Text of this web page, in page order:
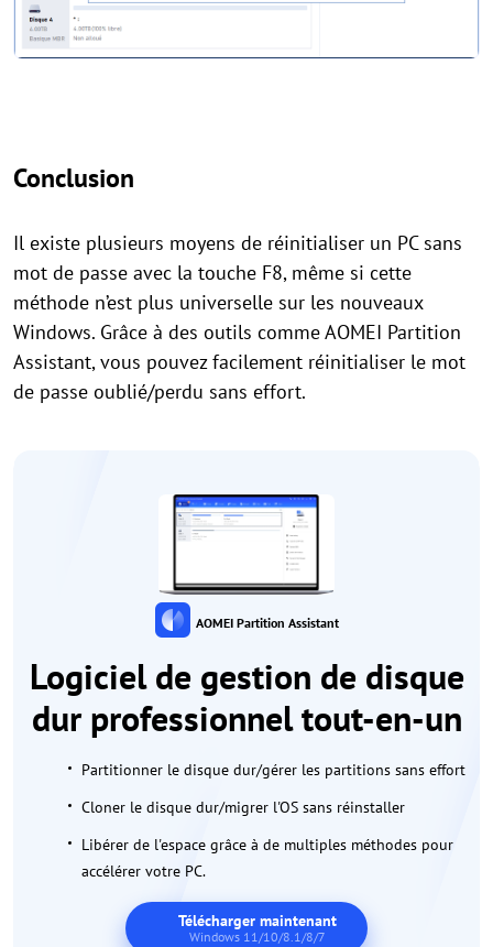
Conclusion
Il existe plusieurs moyens de réinitialiser un PC sans
mot de passe avec la touche F8, même si cette
méthode n’est plus universelle sur les nouveaux
Windows. Grâce à des outils comme AOMEI Partition
Assistant, vous pouvez facilement réinitialiser le mot
de passe oublié/perdu sans effort.
AOMEI Partition Assistant
Logiciel de gestion de disque
dur professionnel tout-en-un
Partitionner le disque dur/gérer les partitions sans effort
Cloner le disque dur/migrer l'OS sans réinstaller
Libérer de l'espace grâce à de multiples méthodes pour
accélérer votre PC.
Télécharger maintenant
Windows 11/10/8.1/8/7